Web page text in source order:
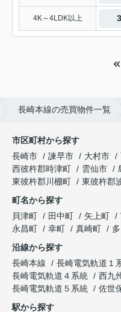
4K～4LDK以上
長崎本線の売買物件一覧
市区町村から探す
長崎市
諫早市 大村市
西彼杵郡時津町
雲仙市
東彼杵郡川棚町
東彼杵郡
町名から探す
貝津町
田中町 矢上町
永昌町
幸町 真崎町
沿線から探す
長崎本線
長崎電気軌道１
長崎電気軌道４系統
西九
長崎電気軌道５系統
佐世
駅から探す